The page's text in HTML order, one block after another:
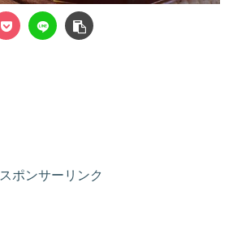
スポンサーリンク